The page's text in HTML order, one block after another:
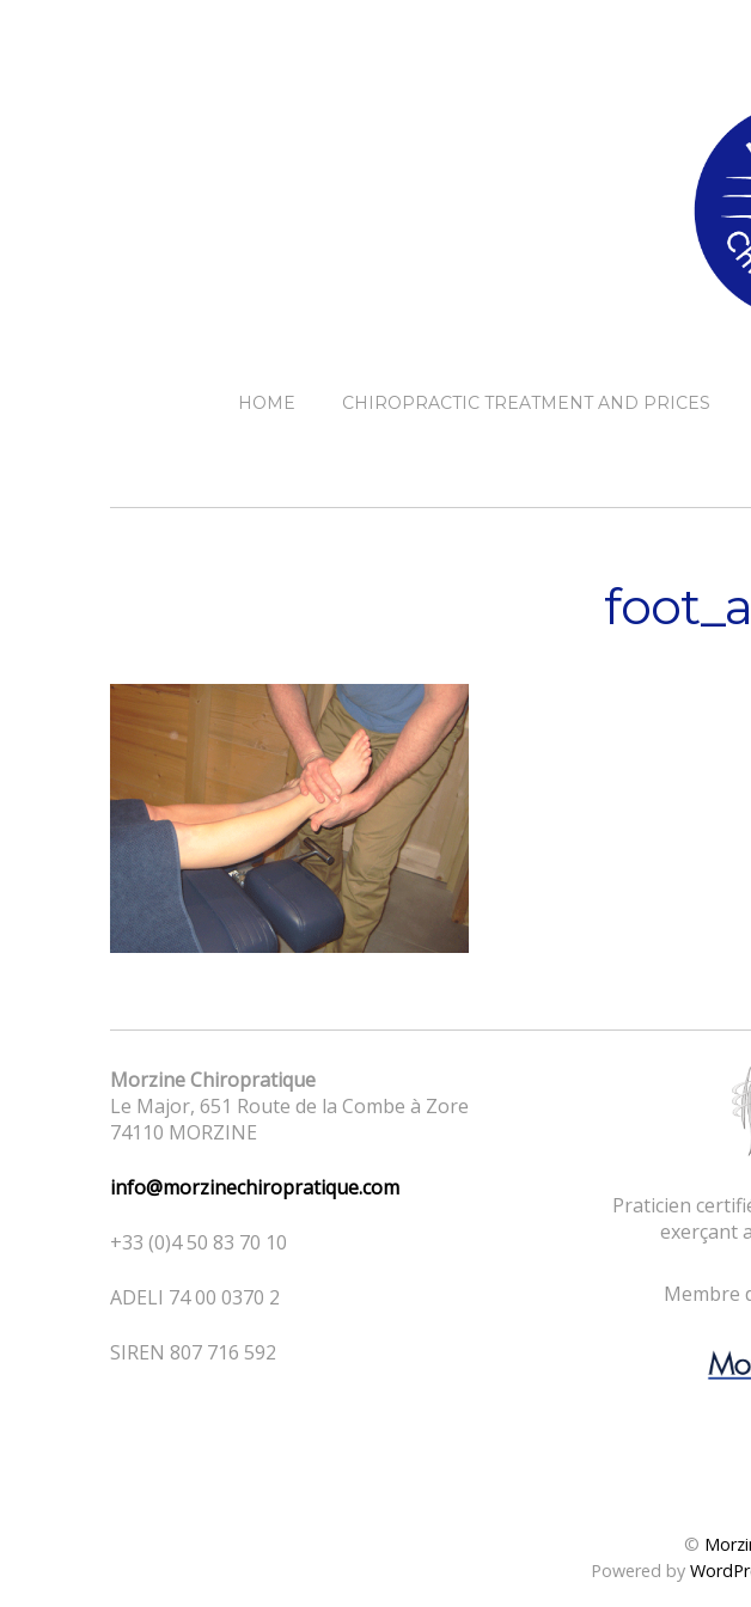
HOME CHIROPRACTIC TREATMENT AND PRICES
Morzine Chiropratique
Le Major, 651 Route de la Combe à Zore
74110 MORZINE
info@morzinechiropratique.com
+33 (0)4 50 83 70 10
ADELI 74 00 0370 2
SIREN 807 716 592
Praticien
exerçant
Membre
©
Powered by